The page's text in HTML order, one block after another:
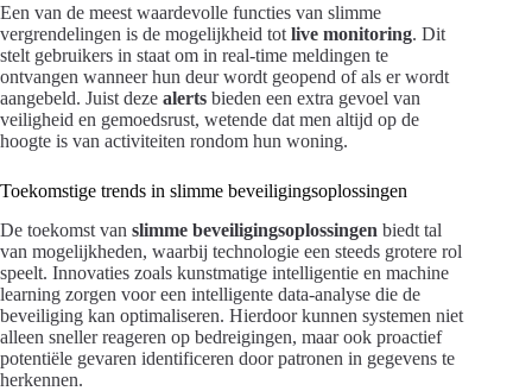
Een van de meest waardevolle functies van slimme
vergrendelingen is de mogelijkheid tot live monitoring. Dit
stelt gebruikers in staat om in real-time meldingen te
ontvangen wanneer hun deur wordt geopend of als er wordt
aangebeld. Juist deze alerts bieden een extra gevoel van
veiligheid en gemoedsrust, wetende dat men altijd op de
hoogte is van activiteiten rondom hun woning.
Toekomstige trends in slimme beveiligingsoplossingen
De toekomst van slimme beveiligingsoplossingen biedt tal
van mogelijkheden, waarbij technologie een steeds grotere rol
speelt. Innovaties zoals kunstmatige intelligentie en machine
learning zorgen voor een intelligente data-analyse die de
beveiliging kan optimaliseren. Hierdoor kunnen systemen niet
alleen sneller reageren op bedreigingen, maar ook proactief
potentiële gevaren identificeren door patronen in gegevens te
herkennen.